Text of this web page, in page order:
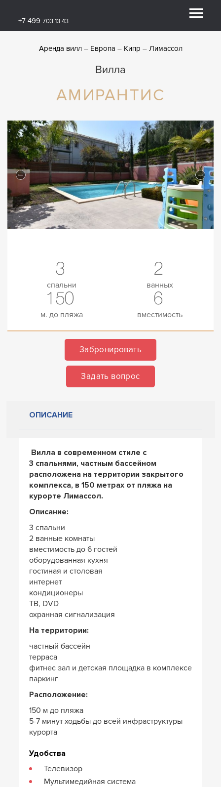
+7 499 703 13 43
Аренда вилл Европа Кипр Лимассол
Вилла
АМИРАНТИС
3
спальни
2
ванных
150
м. до пляжа
6
вместимость
Забронировать
Задать вопрос
ОПИСАНИЕ
Вилла в современном стиле с
3 спальнями, частным бассейном
расположена на территории закрытого
комплекса, в 150 метрах от пляжа на
курорте Лимассол.
Описание:
3 спальни
2 ванные комнаты
вместимость до 6 гостей
оборудованная кухня
гостиная и столовая
интернет
кондиционеры
ТВ, DVD
охранная сигнализация
На территории:
частный бассейн
терраса
фитнес зал и детская площадка в комплексе
паркинг
Расположение:
150 м до пляжа
5-7 минут ходьбы до всей инфраструктуры
курорта
Удобства
Телевизор
Мультимедийная система